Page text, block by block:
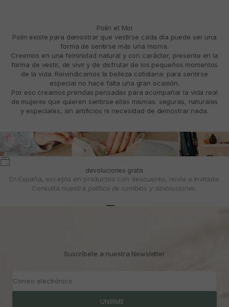
Polín et Moi
Polín existe para demostrar que vestirse cada día puede ser una
forma de sentirse más una misma.
Creemos en una feminidad natural y con carácter, presente en la
forma de vestir, de vivir y de disfrutar de los pequeños momentos
de la vida. Reivindicamos la belleza cotidiana: para sentirse
especial no hace falta una gran ocasión.
Por eso creamos prendas pensadas para acompañar la vida real
de mujeres que quieren sentirse ellas mismas: seguras, naturales
y especiales, sin artificios ni necesidad de demostrar nada.
devoluciones gratis
En España, excepto en productos con descuento, novia e Invitada.
Consulta nuestra política de cambios y devoluciones.
Suscríbete a nuestra Newsletter
Correo electrónico
UNIRME